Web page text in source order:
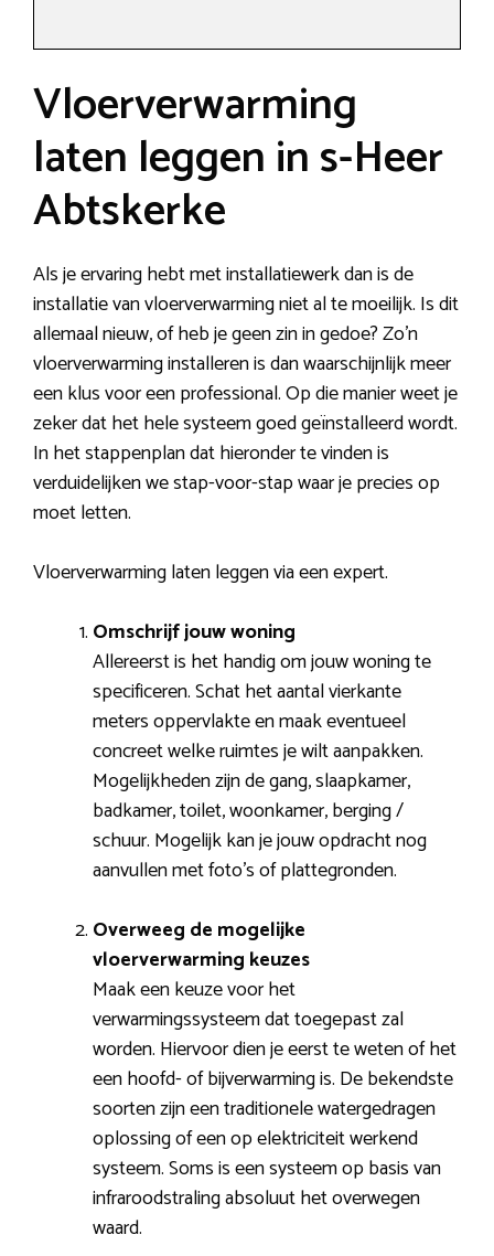
Vloerverwarming
laten leggen in s-Heer
Abtskerke
Als je ervaring hebt met installatiewerk dan is de
installatie van vloerverwarming niet al te moeilijk. Is dit
allemaal nieuw, of heb je geen zin in gedoe? Zo’n
vloerverwarming installeren is dan waarschijnlijk meer
een klus voor een professional. Op die manier weet je
zeker dat het hele systeem goed geïnstalleerd wordt.
In het stappenplan dat hieronder te vinden is
verduidelijken we stap-voor-stap waar je precies op
moet letten.
Vloerverwarming laten leggen via een expert.
Omschrijf jouw woning
Allereerst is het handig om jouw woning te
specificeren. Schat het aantal vierkante
meters oppervlakte en maak eventueel
concreet welke ruimtes je wilt aanpakken.
Mogelijkheden zijn de gang, slaapkamer,
badkamer, toilet, woonkamer, berging /
schuur. Mogelijk kan je jouw opdracht nog
aanvullen met foto’s of plattegronden.
Overweeg de mogelijke
vloerverwarming keuzes
Maak een keuze voor het
verwarmingssysteem dat toegepast zal
worden. Hiervoor dien je eerst te weten of het
een hoofd- of bijverwarming is. De bekendste
soorten zijn een traditionele watergedragen
oplossing of een op elektriciteit werkend
systeem. Soms is een systeem op basis van
infraroodstraling absoluut het overwegen
waard.